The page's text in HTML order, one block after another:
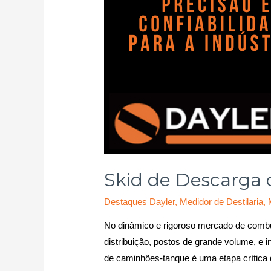
Skid de Descarga
Destaques Dayler, Medidor de Destilaria,
No dinâmico e rigoroso mercado de
distribuição, postos de grande volume, e
de caminhões-tanque é uma etapa